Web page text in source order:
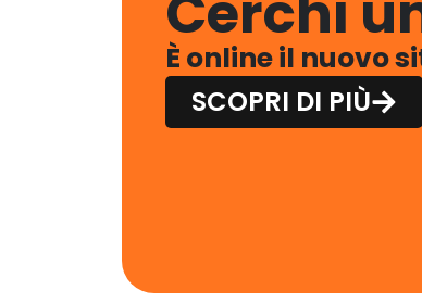
È online il nuovo
SCOPRI DI PIÙ